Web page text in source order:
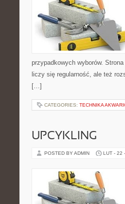
przypadkowych wyborów.
liczy się regularność, ale też
[…]
CATEGORIES: TECHNIKA
UPCYKLING
POSTED BY ADMIN LUT - 22